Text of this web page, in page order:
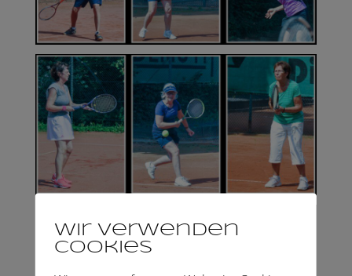
Wir verwenden
Cookies